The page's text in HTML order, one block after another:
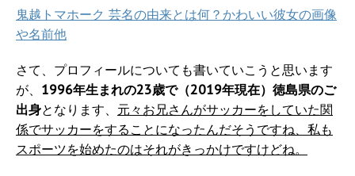
鬼越トマホーク 芸名の由来とは何？かわいい彼女の画像
や名前他
さて、プロフィールについても書いていこうと思います
が、 1996年生まれの23歳で（2019年現在）徳島県のご
出身となります、 元々お兄さんがサッカーをしていた関
係でサッカーをすることになったんだそうですね、私も
スポーツを始めたのはそれがきっかけですけどね。